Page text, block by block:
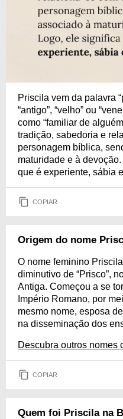
Priscila vem da palavra
“antigo”, “velho” ou
como “familiar de
tradição, sabedoria e
personagem bíblica,
maturidade e à
que é experiente, sábia
COPIAR
Origem do nome
O nome feminino
diminutivo de “Prisco”,
Antiga. Começou a se
Império Romano, por
mesmo nome, esposa
na disseminação dos
Descubra outros nomes
COPIAR
Quem foi Priscila na